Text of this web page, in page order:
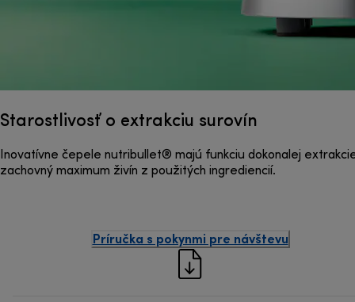
Starostlivosť o extrakciu surovín
Inovatívne čepele nutribullet® majú funkciu dokonalej
zachovný maximum živín z použitých ingrediencií.
Príručka s pokynmi pre návštevu